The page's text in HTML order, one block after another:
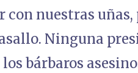
nuestras uñas,
Ninguna
bárbaros